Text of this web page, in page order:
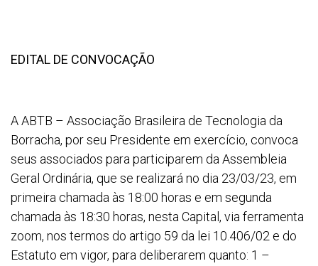
EDITAL DE CONVOCAÇÃO
A ABTB – Associação Brasileira de Tecnologia da
Borracha, por seu Presidente em exercício, convoca
seus associados para participarem da Assembleia
Geral Ordinária, que se realizará no dia 23/03/23, em
primeira chamada às 18:00 horas e em segunda
chamada às 18:30 horas, nesta Capital, via ferramenta
zoom, nos termos do artigo 59 da lei 10.406/02 e do
Estatuto em vigor, para deliberarem quanto: 1 –